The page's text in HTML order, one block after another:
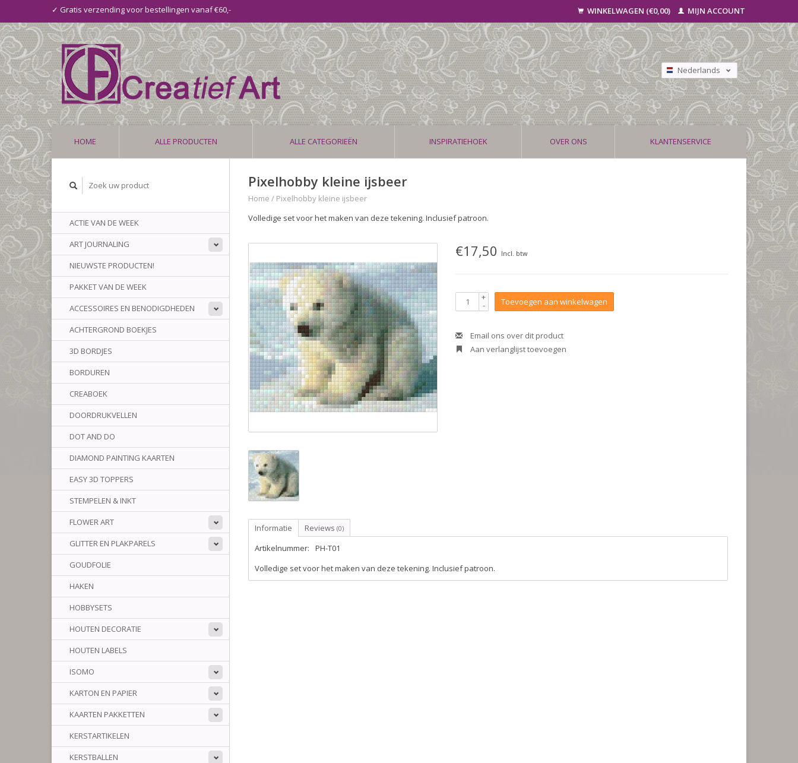
✓ Gratis verzending voor bestellingen vanaf €60,- WINKELWAGEN (€0,00) MIJN ACCOUNT
Nederlands
Deutsch
Français
HOME ALLE PRODUCTEN ALLE CATEGORIEËN INSPIRATIEHOEK OVER ONS KLANTENSERVICE
ACTIE VAN DE WEEK
ART JOURNALING
NIEUWSTE PRODUCTEN!
PAKKET VAN DE WEEK
ACCESSOIRES EN BENODIGDHEDEN
ACHTERGROND BOEKJES
3D BORDJES
BORDUREN
CREABOEK
DOORDRUKVELLEN
DOT AND DO
DIAMOND PAINTING KAARTEN
EASY 3D TOPPERS
STEMPELEN & INKT
FLOWER ART
GLITTER EN PLAKPARELS
GOUDFOLIE
HAKEN
HOBBYSETS
HOUTEN DECORATIE
HOUTEN LABELS
ISOMO
KARTON EN PAPIER
KAARTEN PAKKETTEN
KERSTARTIKELEN
KERSTBALLEN
Pixelhobby kleine ijsbeer
Home / Pixelhobby kleine ijsbeer
Volledige set voor het maken van deze tekening. Inclusief patroon.
€17,50 Incl. btw
+
- Toevoegen aan winkelwagen
Email ons over dit product
Aan verlanglijst toevoegen
Informatie Reviews (0)
Artikelnummer:
PH-T01
Volledige set voor het maken van deze tekening. Inclusief patroon.